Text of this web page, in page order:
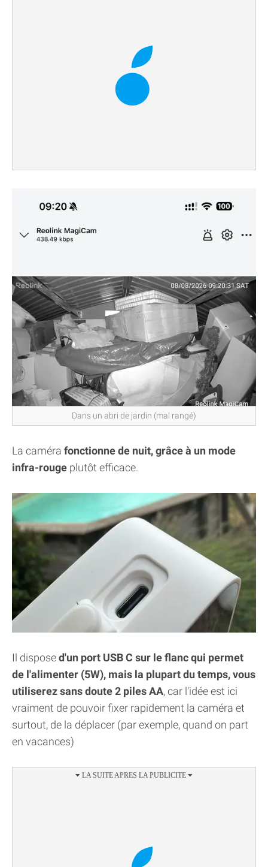
Dans un abri de jardin (mal rangé)
La caméra fonctionne de nuit, grâce à un mode
infra-rouge plutôt efficace.
Il disposed'un port USB C sur le flanc qui permet
de l'alimenter (5W), mais la plupart du temps, vous
utiliserez sans doute 2 piles AA, car l'idée est ici
vraiment de pouvoir fixer rapidement la caméra et
surtout, de la déplacer (par exemple, quand on part
en vacances)